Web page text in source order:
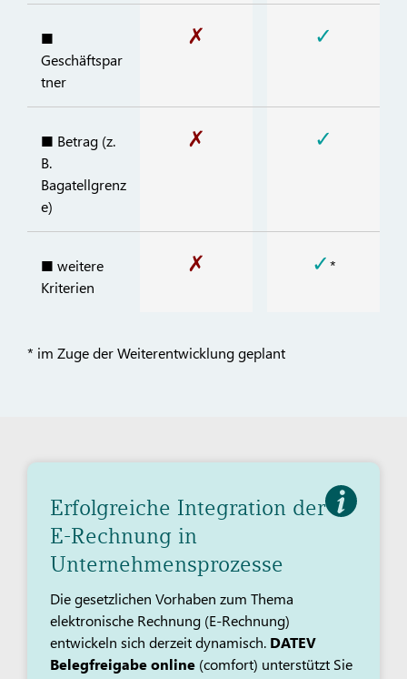
■
Geschäftspar
tner
✗ ✓
■ Betrag (z.
B.
Bagatellgrenz
e)
✗ ✓
■ weitere
Kriterien
✗ ✓*
* im Zuge der Weiterentwicklung geplant
Erfolgreiche Integration der
E-Rechnung in
Unternehmensprozesse
Die gesetzlichen Vorhaben zum Thema
elektronische Rechnung (E-Rechnung)
entwickeln sich derzeit dynamisch. DATEV
Belegfreigabe online (comfort) unterstützt Sie